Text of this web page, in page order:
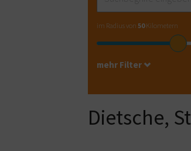
im Radius von 50Kilometern
mehr Filter
Dietsche,